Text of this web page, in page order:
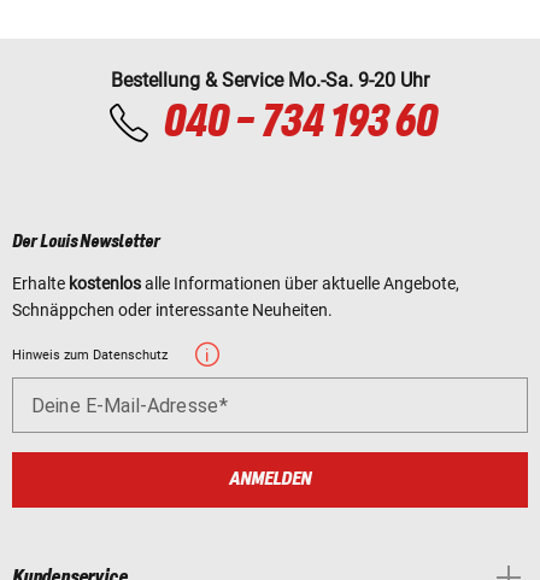
Bestellung & Service Mo.-Sa. 9-20 Uhr
040 - 734 193 60
Der Louis Newsletter
Erhalte kostenlosalle Informationen über aktuelle Angebote,
Schnäppchen oder interessante Neuheiten.
Hinweis zum Datenschutz
Deine E-Mail-Adresse
ANMELDEN